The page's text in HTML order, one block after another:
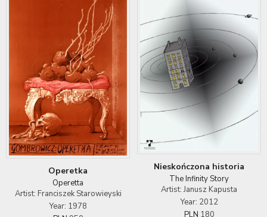
Operetka
Operetta
Artist: Franciszek Starowieyski
Year: 1978
Nieskończona historia
The Infinity Story
Artist: Janusz Kapusta
Year: 2012
PLN 180